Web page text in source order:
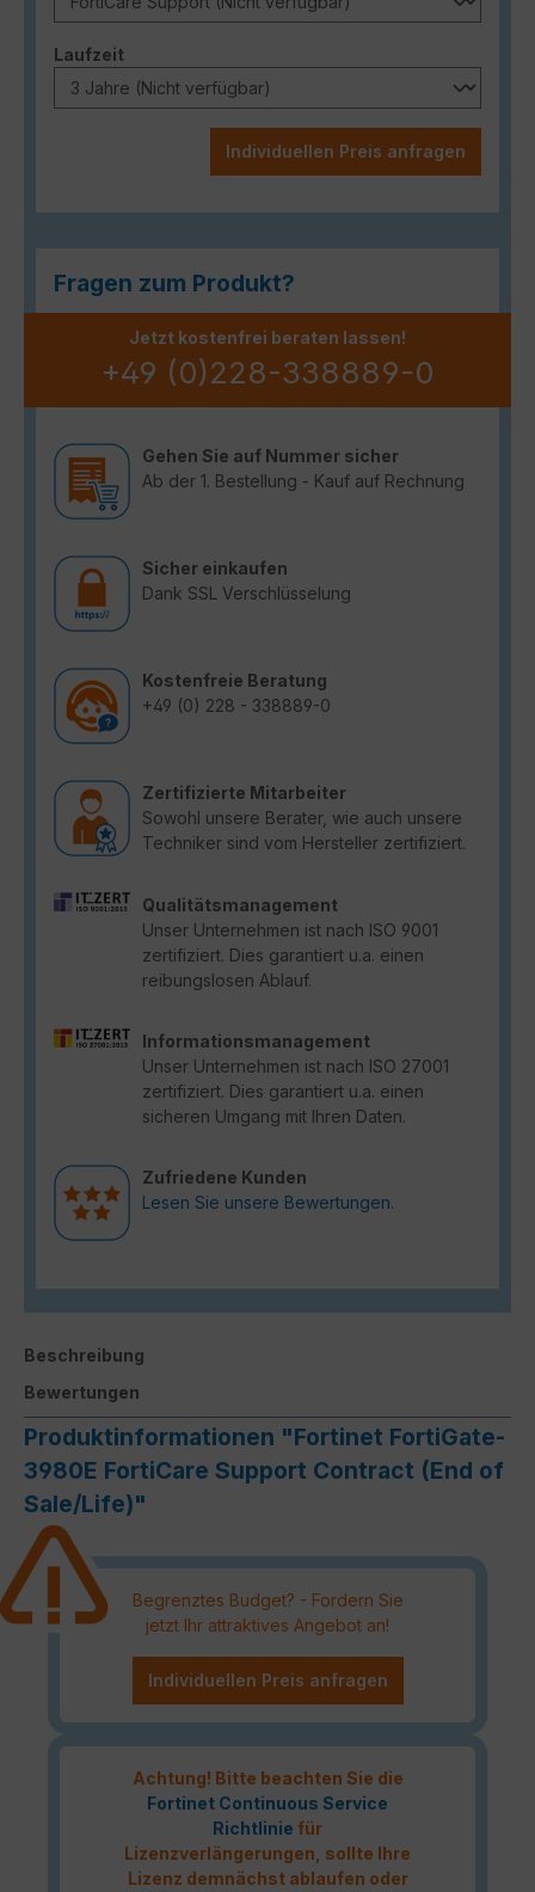
Laufzeitauswählen
Individuellen Preis anfragen
Fragen zum Produkt?
Jetzt kostenfrei beraten lassen!
+49 (0)228-338889-0
Gehen Sie auf Nummer sicher
Ab der 1. Bestellung - Kauf auf Rechnung
Sicher einkaufen
Dank SSL Verschlüsselung
Kostenfreie Beratung
+49 (0) 228 - 338889-0
Zertifizierte Mitarbeiter
Sowohl unsere Berater, wie auch unsere
Techniker sind vom Hersteller zertifiziert.
Qualitätsmanagement
Unser Unternehmen ist nach ISO 9001
zertifiziert. Dies garantiert u.a. einen
reibungslosen Ablauf.
Informationsmanagement
Unser Unternehmen ist nach ISO 27001
zertifiziert. Dies garantiert u.a. einen
sicheren Umgang mit Ihren Daten.
Zufriedene Kunden
Lesen Sie unsere Bewertungen.
Beschreibung
Bewertungen
Produktinformationen "Fortinet FortiGate-
3980E FortiCare Support Contract (End of
Sale/Life)"
Begrenztes Budget? - Fordern Sie
jetzt Ihr attraktives Angebot an!
Individuellen Preis anfragen
Achtung! Bitte beachten Sie die
Fortinet Continuous Service
Richtlinie für
Lizenzverlängerungen, sollte Ihre
Lizenz demnächst ablaufen oder